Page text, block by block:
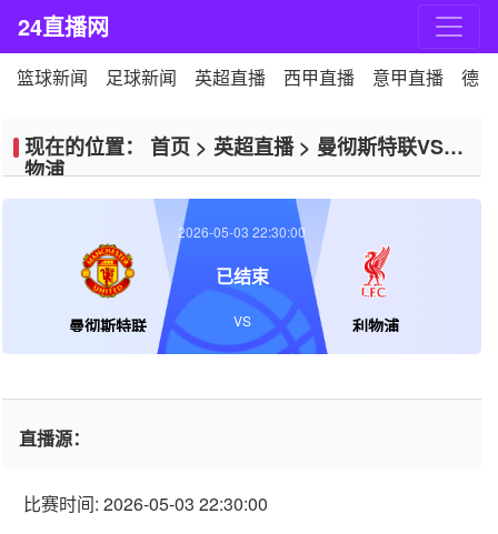
24直播网
篮球新闻 足球新闻 英超直播 西甲直播 意甲直播 德
现在的位置： 首页 > 英超直播> 曼彻斯特联VS利
物浦
曼彻斯特联 利物浦
2026-05-03 22:30:00
已结束
VS
直播源：
比赛时间: 2026-05-03 22:30:00